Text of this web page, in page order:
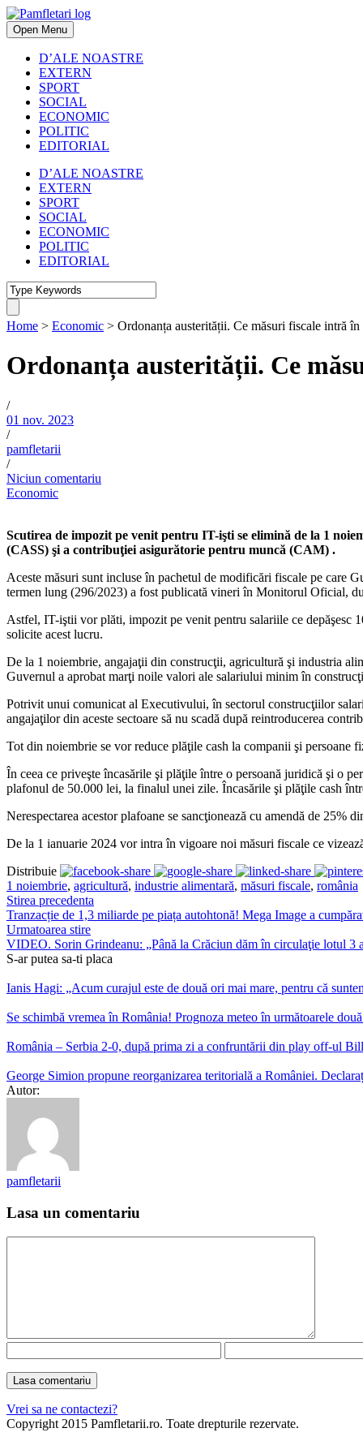
Open Menu
D’ALE NOASTRE
EXTERN
SPORT
SOCIAL
ECONOMIC
POLITIC
EDITORIAL
D’ALE NOASTRE
EXTERN
SPORT
SOCIAL
ECONOMIC
POLITIC
EDITORIAL
Home > Economic > Ordonanța austerității. Ce măsuri fiscale intră
Ordonanța austerității. Ce
/
01 nov. 2023
/
pamfletarii
/
Niciun comentariu
Economic
Scutirea de impozit pe venit pentru IT-işti se elimină de la 1
(CASS) şi a contribuţiei asigurătorie pentru muncă (CAM) .
Aceste măsuri sunt incluse în pachetul de modificări fiscale pe care
termen lung (296/2023) a fost publicată vineri în Monitorul Oficial,
Astfel, IT-iştii vor plăti, impozit pe venit pentru salariile ce
solicite acest lucru.
De la 1 noiembrie, angajaţii din construcţii, agricultură şi industria
Guvernul a aprobat marţi noile valori ale salariului minim în
Potrivit unui comunicat al Executivului, în sectorul construcţiilor
angajaţilor din aceste sectoare să nu scadă după reintroducerea
Tot din noiembrie se vor reduce plăţile cash la companii şi
În ceea ce priveşte încasările şi plăţile între o persoană juridică şi o
plafonul de 50.000 lei, la finalul unei zile. Încasările şi plăţile cash
Nerespectarea acestor plafoane se sancţionează cu amendă de 25%
De la 1 ianuarie 2024 vor intra în vigoare noi măsuri fiscale ce
Distribuie
1 noiembrie, agricultură, industrie alimentară, măsuri fiscale, românia
Stirea precedenta
Tranzacție de 1,3 miliarde pe piața autohtonă! Mega Image a
Urmatoarea stire
VIDEO. Sorin Grindeanu: „Până la Crăciun dăm în circulaţie lotul 3
S-ar putea sa-ti placa
Ianis Hagi: „Acum curajul este de două ori mai mare, pentru că
Se schimbă vremea în România! Prognoza meteo în următoarele
România – Serbia 2-0, după prima zi a confruntării din play off-ul
George Simion propune reorganizarea teritorială a României.
Autor:
pamfletarii
Lasa un comentariu
Vrei sa ne contactezi?
Copyright 2015 Pamfletarii.ro. Toate drepturile rezervate.